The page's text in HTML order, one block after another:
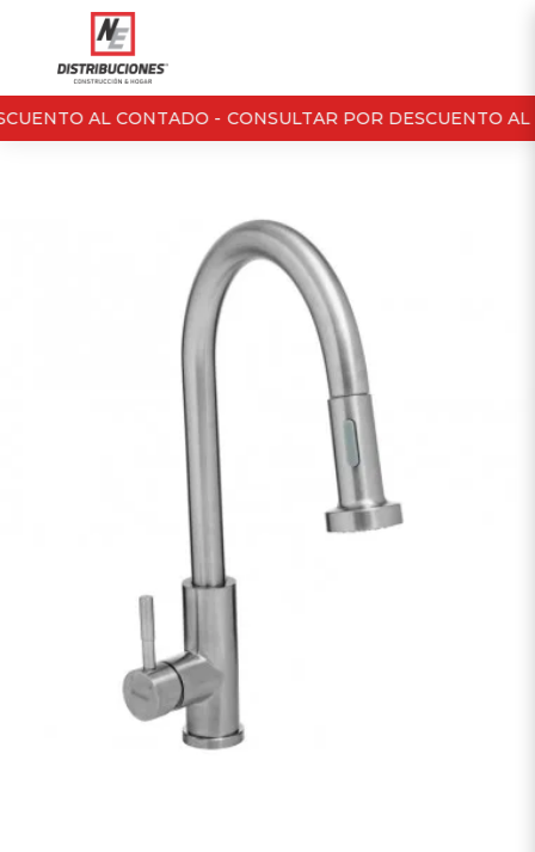
AL CONTADO - CONSULTAR POR DESCUENTO AL